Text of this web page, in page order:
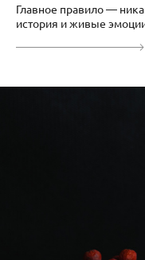
Главное правило —
история и живые